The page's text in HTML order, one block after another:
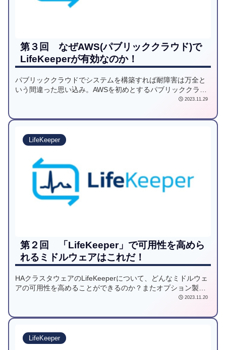
第３回 なぜAWS(パブリッククラウド)で
LifeKeeperが有効なのか！
パブリッククラウドでシステムを構築すれば耐障害は万全と
いう間違った思い込み。AWSを初めとするパブリッククラウ
2023.11.29
LifeKeeper
第２回 「LifeKeeper」で可用性を高めら
れるミドルウェアはこれだ！
HAクラスタウェアのLifeKeeperについて、どんなミドルウェ
アの可用性を高めることができるのか？またオプション製品
2023.11.20
LifeKeeper